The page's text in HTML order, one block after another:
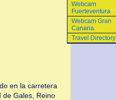
en la carretera
de Gales, Reino
Webcam
Fuerteventura
Webcam Gran
Canaria
Travel Directory